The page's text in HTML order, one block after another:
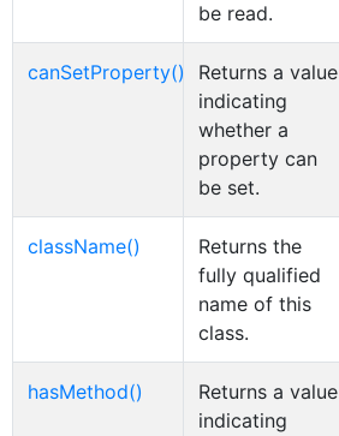
be read.
canSetProperty()
Returns a value
indicating
whether a
property can
be set.
className()
Returns the
fully qualified
name of this
class.
hasMethod()
Returns a value
indicating